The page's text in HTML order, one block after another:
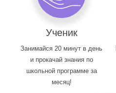
Ученик
Занимайся 20 минут в день
и прокачай знания по
школьной программе за
месяц!